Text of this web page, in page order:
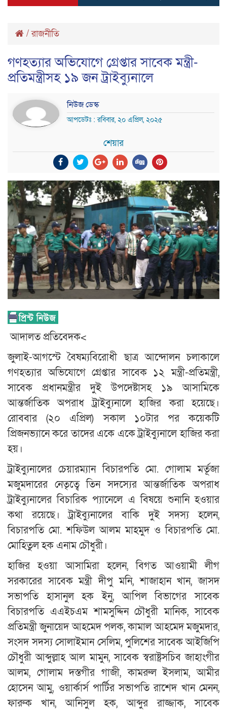
/রাজনীতি
গণহত্যার অভিযোগে গ্রেপ্তার সাবেক মন্ত্রী-
প্রতিমন্ত্রীসহ ১৯ জন ট্রাইব্যুনালে
নিউজ ডেস্ক
আপডেটঃ : রবিবার, ২০ এপ্রিল, ২০২৫
শেয়ার
আদালত প্রতিবেদক<
জুলাই-আগস্টে বৈষম্যবিরোধী ছাত্র আন্দোলন চলাকালে
গণহত্যার অভিযোগে গ্রেপ্তার সাবেক ১২ মন্ত্রী-প্রতিমন্ত্রী,
সাবেক প্রধানমন্ত্রীর দুই উপদেষ্টাসহ ১৯ আসামিকে
আন্তর্জাতিক অপরাধ ট্রাইব্যুনালে হাজির করা হয়েছে।
রোববার (২০ এপ্রিল) সকাল ১০টার পর কয়েকটি
প্রিজনভ্যানে করে তাদের একে একে ট্রাইব্যুনালে হাজির করা
হয়।
ট্রাইব্যুনালের চেয়ারম্যান বিচারপতি মো. গোলাম মর্তূজা
মজুমদারের নেতৃত্বে তিন সদস্যের আন্তর্জাতিক অপরাধ
ট্রাইব্যুনালের বিচারিক প্যানেলে এ বিষয়ে শুনানি হওয়ার
কথা রয়েছে। ট্রাইব্যুনালের বাকি দুই সদস্য হলেন,
বিচারপতি মো. শফিউল আলম মাহমুদ ও বিচারপতি মো.
মোহিতুল হক এনাম চৌধুরী।
হাজির হওয়া আসামিরা হলেন, বিগত আওয়ামী লীগ
সরকারের সাবেক মন্ত্রী দীপু মনি, শাজাহান খান, জাসদ
সভাপতি হাসানুল হক ইনু, আপিল বিভাগের সাবেক
বিচারপতি এএইচএম শামসুদ্দিন চৌধুরী মানিক, সাবেক
প্রতিমন্ত্রী জুনায়েদ আহমেদ পলক, কামাল আহমেদ মজুমদার,
সংসদ সদস্য সোলাইমান সেলিম, পুলিশের সাবেক আইজিপি
চৌধুরী আব্দুল্লাহ আল মামুন, সাবেক স্বরাষ্ট্রসচিব জাহাংগীর
আলম, গোলাম দস্তগীর গাজী, কামরুল ইসলাম, আমীর
হোসেন আমু, ওয়ার্কার্স পার্টির সভাপতি রাশেদ খান মেনন,
ফারুক খান, আনিসুল হক, আব্দুর রাজ্জাক, সাবেক